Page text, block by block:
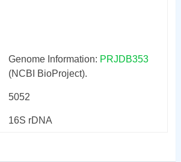
Genome Information: PRJDB353
(NCBI BioProject).
5052
16S rDNA